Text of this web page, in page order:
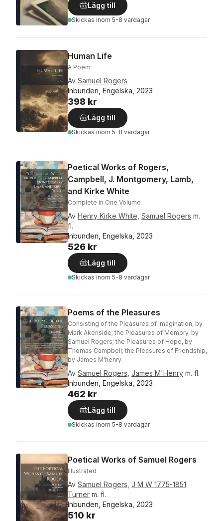
Lägg till
Skickas inom 5-8 vardagar
Human Life
A Poem
Av Samuel Rogers
Inbunden, Engelska, 2023
398 kr
Lägg till
Skickas inom 5-8 vardagar
Poetical Works of Rogers,
Campbell, J. Montgomery, Lamb,
and Kirke White
Complete in One Volume
Av Henry Kirke White Samuel Rogers m.
fl.
Inbunden, Engelska, 2023
526 kr
Lägg till
Skickas inom 5-8 vardagar
Poems of the Pleasures
Consisting of the Pleasures of Imagination, by
Mark Akenside; the Pleasures of Memory, by
Samuel Rogers; the Pleasures of Hope, by
Thomas Campbell; the Pleasures of Friendship,
by James M'henry
Av Samuel Rogers James M'Henry m. fl.
Inbunden, Engelska, 2023
462 kr
Lägg till
Skickas inom 5-8 vardagar
Poetical Works of Samuel Rogers
Illustrated
Av Samuel Rogers J M W 1775-1851
Turner m. fl.
Inbunden, Engelska, 2023
510 kr